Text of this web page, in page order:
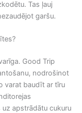
Tas ļauj
garšu.
Good Trip
nodrošinot
varat baudīt ar tīru
uz apstrādātu cukuru